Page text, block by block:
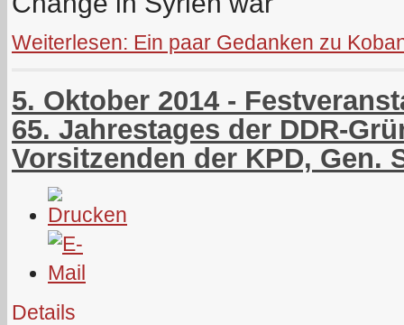
Weiterlesen: Ein paar Gedanken zu
5. Oktober 2014 -
65. Jahrestages der DDR-
Vorsitzenden der KPD, Gen.
Details